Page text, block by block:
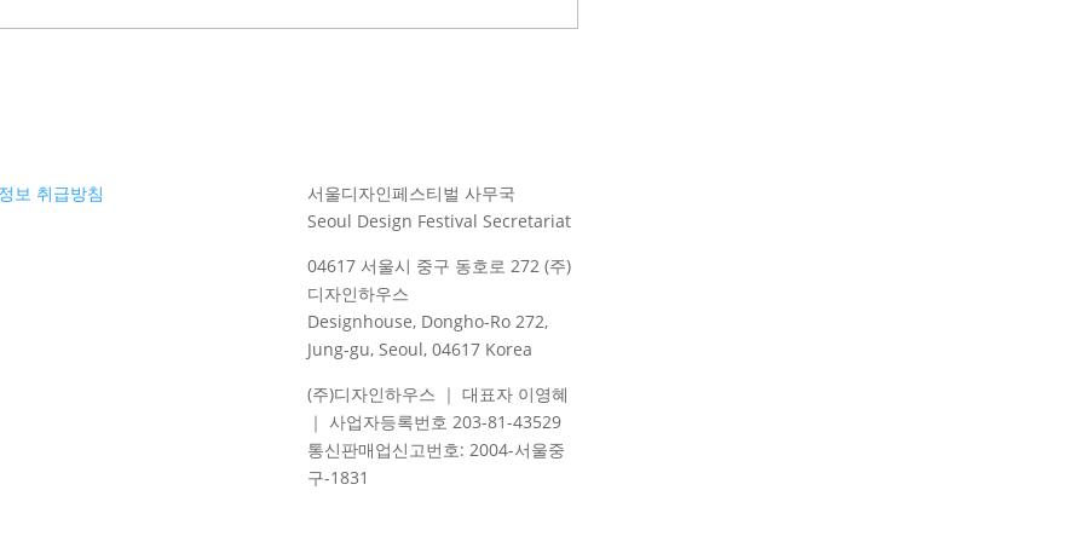
보 취급방침
서울디자인페스티벌 사무국
Seoul Design Festival Secretariat
04617 서울시 중구 동호로 272 (주)
디자인하우스
Designhouse, Dongho-Ro 272,
Jung-gu, Seoul, 04617 Korea
(주)디자인하우스 ｜ 대표자 이영혜
｜ 사업자등록번호 203-81-43529
통신판매업신고번호: 2004-서울중
구-1831